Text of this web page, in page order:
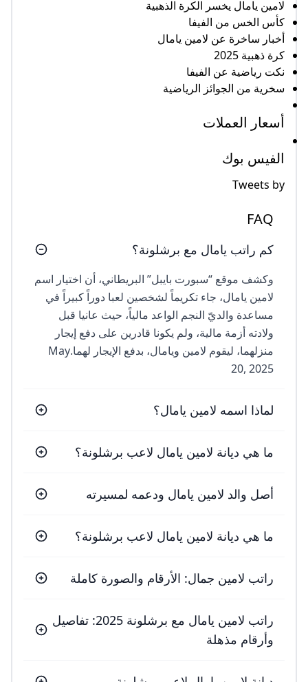
لامين يامال يخسر الكرة الذهبية
كأس الخس من الفيفا
أخبار ساخرة عن لامين يامال
كرة ذهبية 2025
نكت رياضية عن الفيفا
سخرية من الجوائز الرياضية
أسعار العملات
الفيس بوك
Tweets by
FAQ
كم راتب يامال مع برشلونة؟
وكشف موقع “سبورت بايبل” البريطاني، أن اختيار اسم
لامين يامال، جاء تكريماً لشخصين لعبا دوراً كبيراً في
مساعدة والديّ النجم الواعد مالياً، حيث عانيا قبل
ولادته أزمة مالية، ولم يكونا قادرين على دفع إيجار
منزلهما، ليقوم لامين ويامال، بدفع الإيجار لهما.May
20, 2025
لماذا اسمه لامين يامال؟
ما هي ديانة لامين يامال لاعب برشلونة؟
أصل والد لامين يامال ودعمه لمسيرته
ما هي ديانة لامين يامال لاعب برشلونة؟
راتب لامين جمال: الأرقام والصورة كاملة
راتب لامين يامال مع برشلونة 2025: تفاصيل
وأرقام مذهلة